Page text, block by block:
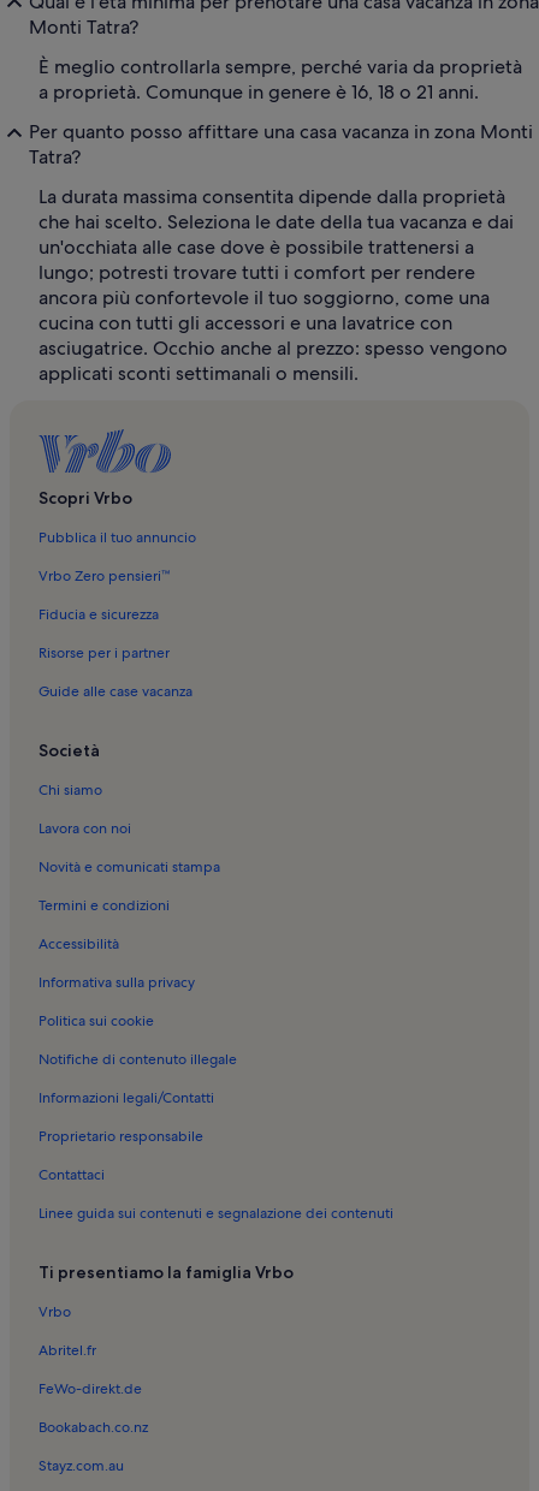
Monti Tatra?
È meglio controllarla sempre, perché varia da proprietà
a proprietà. Comunque in genere è 16, 18 o 21 anni.
Per quanto posso affittare una casa vacanza in zona Monti
Tatra?
La durata massima consentita dipende dalla proprietà
che hai scelto. Seleziona le date della tua vacanza e dai
un'occhiata alle case dove è possibile trattenersi a
lungo; potresti trovare tutti i comfort per rendere
ancora più confortevole il tuo soggiorno, come una
cucina con tutti gli accessori e una lavatrice con
asciugatrice. Occhio anche al prezzo: spesso vengono
applicati sconti settimanali o mensili.
Scopri Vrbo
Pubblica il tuo annuncio
Vrbo Zero pensieri™
Fiducia e sicurezza
Risorse per i partner
Guide alle case vacanza
Società
Chi siamo
Lavora con noi
Novità e comunicati stampa
Termini e condizioni
Accessibilità
Informativa sulla privacy
Politica sui cookie
Notifiche di contenuto illegale
Informazioni legali/Contatti
Proprietario responsabile
Contattaci
Linee guida sui contenuti e segnalazione dei contenuti
Ti presentiamo la famiglia Vrbo
Vrbo
Abritel.fr
FeWo-direkt.de
Bookabach.co.nz
Stayz.com.au